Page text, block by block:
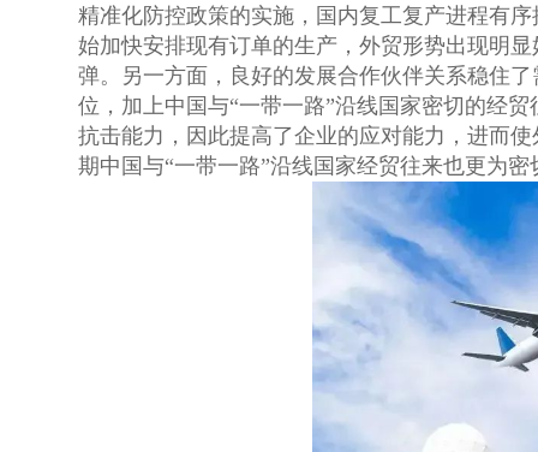
精准化防控政策的实施，国内复工复产进程有
始加快安排现有订单的生产，外贸形势出现明
弹。另一方面，良好的发展合作伙伴关系稳住
位，加上中国与“一带一路”沿线国家密切的经
抗击能力，因此提高了企业的应对能力，进而
期中国与“一带一路”沿线国家经贸往来也更为